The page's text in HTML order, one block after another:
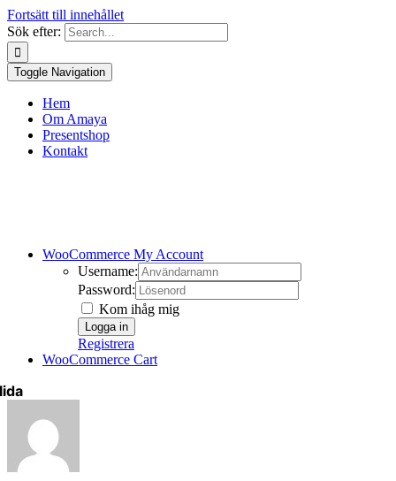
Fortsätt till innehållet
Sök efter:
Toggle Navigation
Hem
Om Amaya
Presentshop
Kontakt
WooCommerce My Account
Username:
Password:
Kom ihåg mig
Registrera
WooCommerce Cart
lida